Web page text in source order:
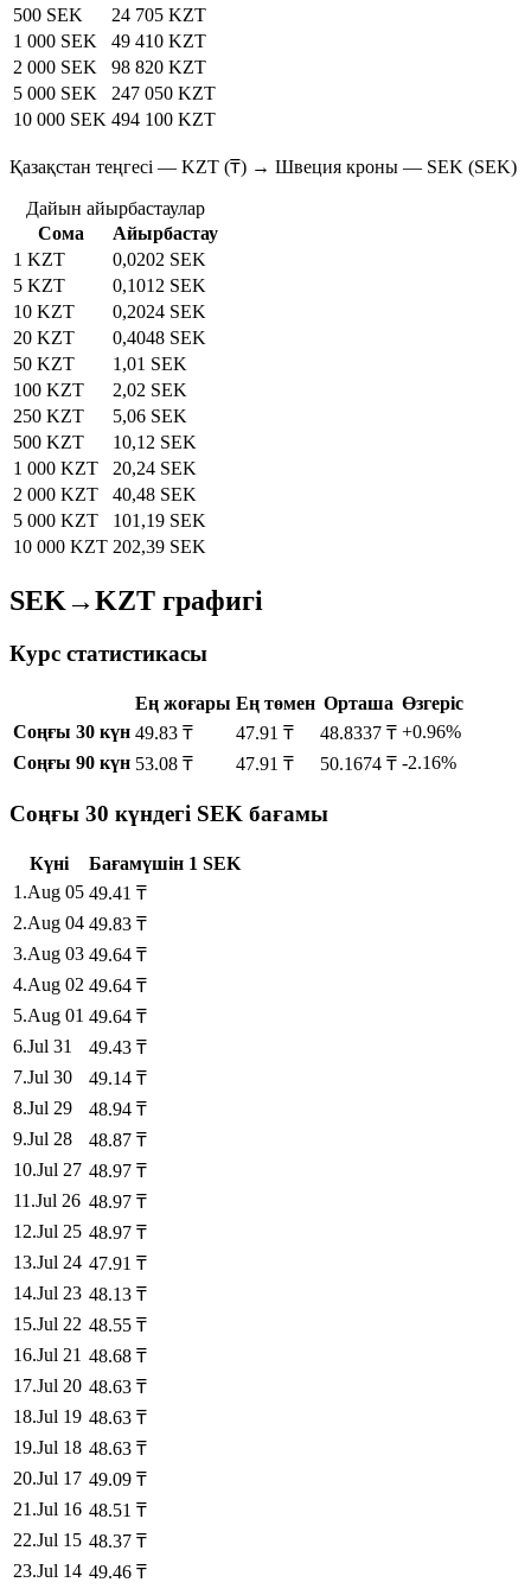
500 SEK
24 705 KZT
1 000 SEK
49 410 KZT
2 000 SEK
98 820 KZT
5 000 SEK
247 050 KZT
10 000 SEK 494 100 KZT
Қазақстан теңгесі — KZT (₸) → Швеция кроны — SEK (SEK)
Дайын айырбастаулар
Сома
Айырбастау
1 KZT
0,0202 SEK
5 KZT
0,1012 SEK
10 KZT
0,2024 SEK
20 KZT
0,4048 SEK
50 KZT
1,01 SEK
100 KZT
2,02 SEK
250 KZT
5,06 SEK
500 KZT
10,12 SEK
1 000 KZT
20,24 SEK
2 000 KZT
40,48 SEK
5 000 KZT
101,19 SEK
10 000 KZT 202,39 SEK
SEK→KZT графигі
Курс статистикасы
Ең жоғары Ең төмен Орташа Өзгеріс
Соңғы 30 күн 49.83 ₸ 47.91 ₸ 48.8337 ₸ +0.96%
Соңғы 90 күн 53.08 ₸ 47.91 ₸ 50.1674 ₸ -2.16%
Соңғы 30 күндегі SEK бағамы
Күні Бағамүшін 1 SEK
1 .Aug 05 49.41 ₸
2.Aug 04 49.83 ₸
3.Aug 03 49.64 ₸
4.Aug 02 49.64 ₸
5.Aug 01 49.64 ₸
6.Jul 31 49.43 ₸
7.Jul 30 49.14 ₸
8.Jul 29 48.94 ₸
9.Jul 28 48.87 ₸
10.Jul 27 48.97 ₸
11 .Jul 26 48.97 ₸
12.Jul 25 48.97 ₸
13.Jul 24 47.91 ₸
14.Jul 23 48.13 ₸
15.Jul 22 48.55 ₸
16.Jul 21 48.68 ₸
17.Jul 20 48.63 ₸
18.Jul 19 48.63 ₸
19.Jul 18 48.63 ₸
20.Jul 17 49.09 ₸
21 .Jul 16 48.51 ₸
22.Jul 15 48.37 ₸
23.Jul 14 49.46 ₸